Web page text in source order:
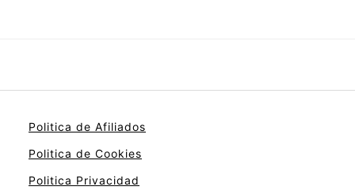
Politica de Afiliados
Politica de Cookies
Politica Privacidad